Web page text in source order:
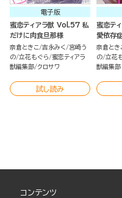
電子版
蜜恋ティアラ獣 Vol.57 私
だけに肉食旦那様
奈倉ときこ 吉永みく
宮崎う
の 立花もぐら
蜜恋ティアラ
獣編集部 クロサワ
試し読み
蜜恋テ
愛依存
奈倉とき
の 立花
獣編集部
コンテンツ